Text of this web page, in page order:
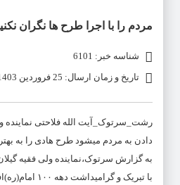
مردم را با اجرا طرح ها نگران
شناسه خبر: 6101
تاریخ و زمان ارسال: 25 فروردین 1403 ساعت 20:11
رشت_سرتوک_آیت الله فلاحتی نماینده
دادن به مردم میشود طرح هادی را به
به گزارش سرتوک،نماینده ولی فقیه
با تبریک و